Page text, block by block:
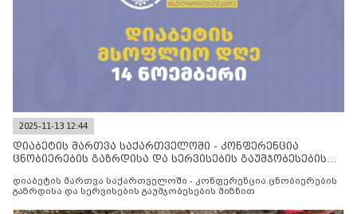
2025-11-13 12:44
დიაბეტის მართვა საქართველოში - კონფერენცია
ცნობიერების გაზრდისა და სერვისების გაუმჯობესების
დიაბეტის მართვა საქართველოში - კონფერენცია ცნობიერების
გაზრდისა და სერვისების გაუმჯობესების მიზნით